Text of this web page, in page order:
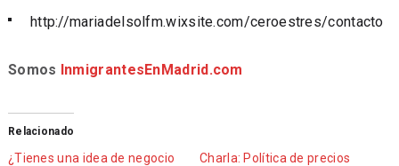
http://mariadelsolfm.wixsite.com/ceroestres/contacto
Somos InmigrantesEnMadrid.com
Relacionado
¿Tienes una idea de negocio
Charla: Política de precios